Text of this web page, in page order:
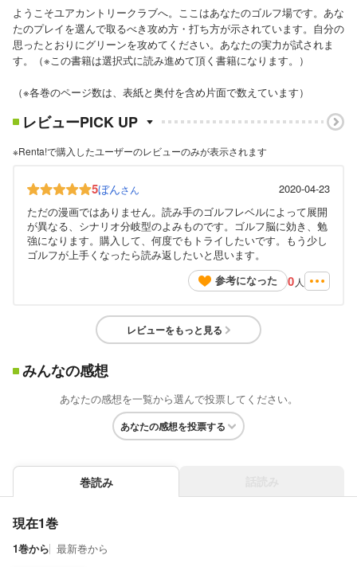
ようこそユアカントリークラブへ。ここはあなたのゴルフ場です。あな
たのプレイを選んで取るべき攻め方・打ち方が示されています。自分の
思ったとおりにグリーンを攻めてください。あなたの実力が試されま
す。（※この書籍は選択式に読み進めて頂く書籍になります。）
（※各巻のページ数は、表紙と奥付を含め片面で数えています）
レビューPICK UP
※Renta!で購入したユーザーのレビューのみが表示されます
5ぼんさん
2020-04-23
ただの漫画ではありません。読み手のゴルフレベルによって展開
が異なる、シナリオ分岐型のよみものです。ゴルフ脳に効き、勉
強になります。購入して、何度でもトライしたいです。もう少し
ゴルフが上手くなったら読み返したいと思います。
参考になった
0 人
レビューをもっと見る
みんなの感想
あなたの感想を一覧から選んで投票してください。
あなたの感想を投票する
巻読み
現在1巻
1巻から 最新巻から